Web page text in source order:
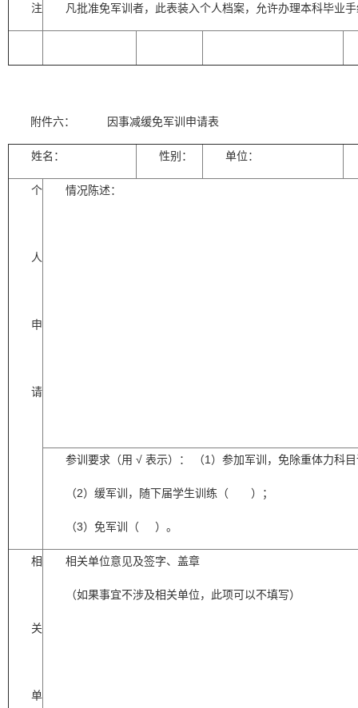
注 凡批准免军训者，此表装入个人档案，允许办理本科毕业
附件六： 因事减缓免军训申请表
姓名： 性别： 单位：
个
人
申
请
情况陈述：
参训要求（用 √ 表示）： （1 ）参加军训，免除重体力科
（2）缓军训，随下届学生训练（ ）；
（3）免军训（ ）。
相
关
单
相关单位意见及签字、盖章
（如果事宜不涉及相关单位，此项可以不填写）